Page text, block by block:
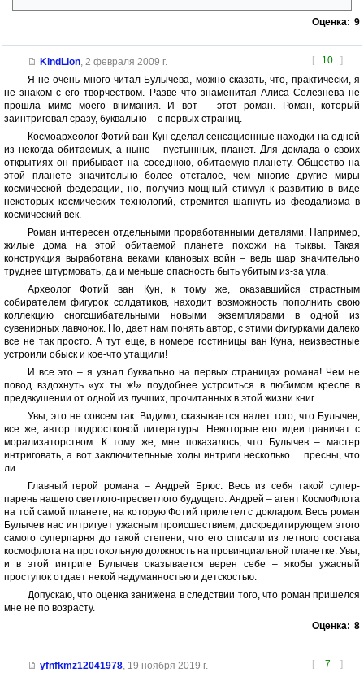
Оценка: 9
[ 10 ]
KindLion, 2 февраля 2009 г.
Я не очень много читал Булычева, можно сказать, что, практически, я
не знаком с его творчеством. Разве что знаменитая Алиса Селезнева не
прошла мимо моего внимания. И вот – этот роман. Роман, который
заинтриговал сразу, буквально – с первых страниц.
Космоархеолог Фотий ван Кун сделал сенсационные находки на одной
из некогда обитаемых, а ныне – пустынных, планет. Для доклада о своих
открытиях он прибывает на соседнюю, обитаемую планету. Общество на
этой планете значительно более отсталое, чем многие другие миры
космической федерации, но, получив мощный стимул к развитию в виде
некоторых космических технологий, стремится шагнуть из феодализма в
космический век.
Роман интересен отдельными проработанными деталями. Например,
жилые дома на этой обитаемой планете похожи на тыквы. Такая
конструкция выработана веками клановых войн – ведь шар значительно
труднее штурмовать, да и меньше опасность быть убитым из-за угла.
Археолог Фотий ван Кун, к тому же, оказавшийся страстным
собирателем фигурок солдатиков, находит возможность пополнить свою
коллекцию сногсшибательными новыми экземплярами в одной из
сувенирных лавчонок. Но, дает нам понять автор, с этими фигурками далеко
все не так просто. А тут еще, в номере гостиницы ван Куна, неизвестные
устроили обыск и кое-что утащили!
И все это – я узнал буквально на первых страницах романа! Чем не
повод вздохнуть «ух ты ж!» поудобнее устроиться в любимом кресле в
предвкушении от одной из лучших, прочитанных в этой жизни книг.
Увы, это не совсем так. Видимо, сказывается налет того, что Булычев,
все же, автор подростковой литературы. Некоторые его идеи граничат с
морализаторством. К тому же, мне показалось, что Булычев – мастер
интриговать, а вот заключительные ходы интриги несколько… пресны, что
ли…
Главный герой романа – Андрей Брюс. Весь из себя такой супер-
парень нашего светлого-пресветлого будущего. Андрей – агент КосмоФлота
на той самой планете, на которую Фотий прилетел с докладом. Весь роман
Булычев нас интригует ужасным происшествием, дискредитирующем этого
самого суперпарня до такой степени, что его списали из летного состава
космофлота на протокольную должность на провинциальной планетке. Увы,
и в этой интриге Булычев оказывается верен себе – якобы ужасный
проступок отдает некой надуманностью и детскостью.
Допускаю, что оценка занижена в следствии того, что роман пришелся
мне не по возрасту.
Оценка: 8
[ 7 ]
yfnfkmz12041978, 19 ноября 2019 г.